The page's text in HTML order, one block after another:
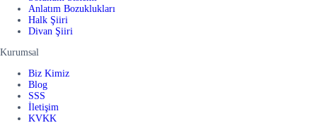
Anlatım Bozuklukları
Halk Şiiri
Divan Şiiri
Kurumsal
Biz Kimiz
Blog
SSS
İletişim
KVKK